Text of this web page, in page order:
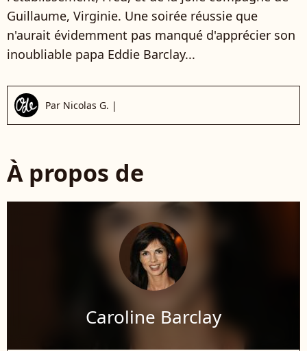
Guillaume, Virginie. Une soirée réussie que
n'aurait évidemment pas manqué d'apprécier son
inoubliable papa Eddie Barclay...
Par Nicolas G. |
À propos de
Caroline Barclay